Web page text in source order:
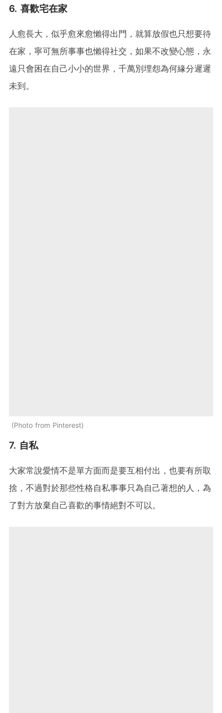
6. 喜歡宅在家
人愈長大，似乎愈來愈懶得出門，就算放假也只想要待
在家，寧可無所事事也懶得社交，如果不改變心態，永
遠只會困在自己小小的世界，千萬別埋怨為何緣分遲遲
未到。
Photo from Pinterest
7. 自私
大家常說愛情不是單方面而是要互相付出，也要有所取
捨，不過對於那些性格自私事事只為自己著想的人，為
了對方放棄自己喜歡的事情絕對不可以。